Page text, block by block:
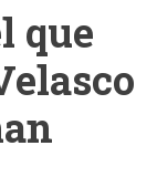
que